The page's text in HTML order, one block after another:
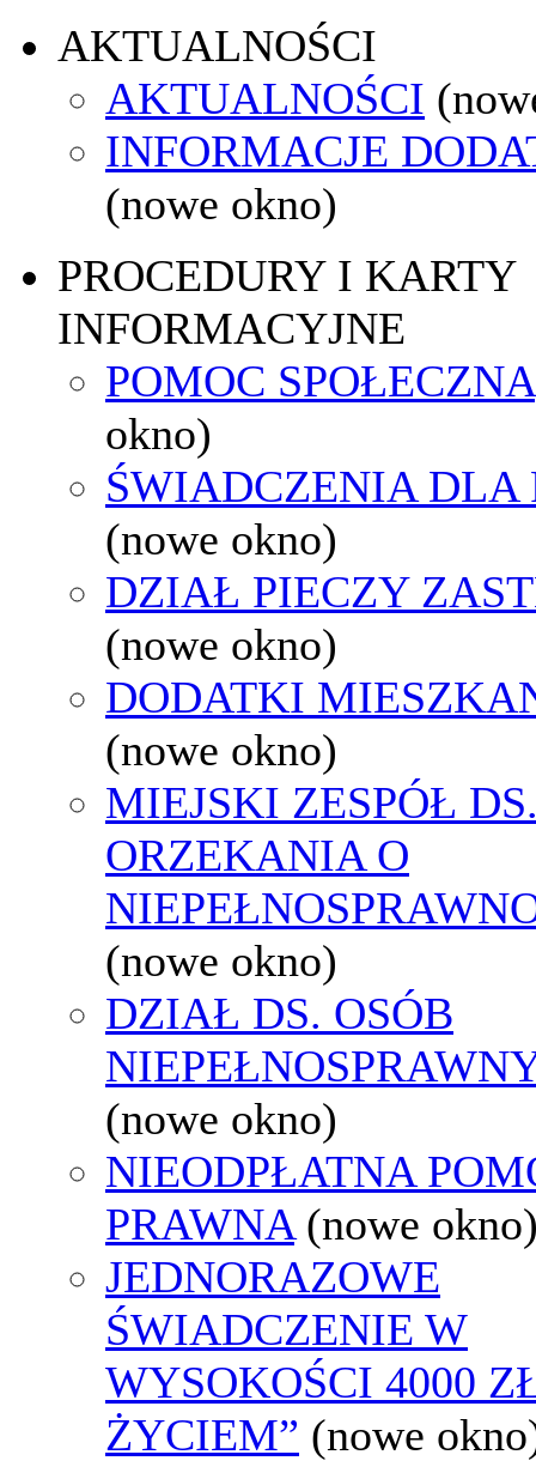
AKTUALNOŚCI
AKTUALNOŚCI
INFORMACJE
(nowe okno)
PROCEDURY I KARTY
INFORMACYJNE
POMOC SPOŁECZNA
okno)
ŚWIADCZENIA DLA
(nowe okno)
DZIAŁ PIECZY
(nowe okno)
DODATKI
(nowe okno)
MIEJSKI ZESPÓŁ
ORZEKANIA O
(nowe okno)
DZIAŁ DS. OSÓB
(nowe okno)
NIEODPŁATNA
PRAWNA (nowe
JEDNORAZOWE
ŚWIADCZENIE W
WYSOKOŚCI 4000
ŻYCIEM” (nowe